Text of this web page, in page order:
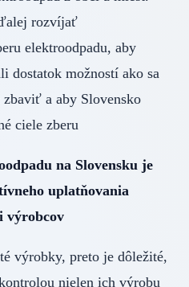
rozvíjať
elektroodpadu, aby
dostatok možností ako sa
a aby Slovensko
ciele zberu
na Slovensku je
uplatňovania
výrobcov
výrobky, preto je dôležité,
nielen ich výrobu